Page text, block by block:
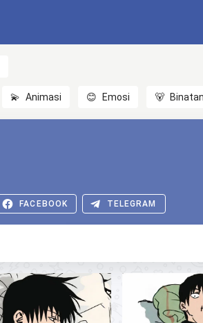
💫 Animasi 😊 Emosi 🐻
FACEBOOK TELEGRAM